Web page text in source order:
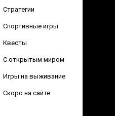
Стратегии
Спортивные игры
Квесты
С открытым миром
Игры на выживание
Скоро на сайте